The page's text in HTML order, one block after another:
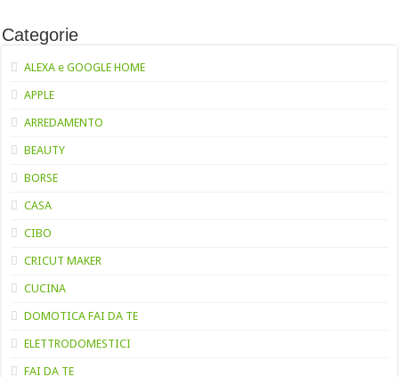
Categorie
ALEXA e GOOGLE HOME
APPLE
ARREDAMENTO
BEAUTY
BORSE
CASA
CIBO
CRICUT MAKER
CUCINA
DOMOTICA FAI DA TE
ELETTRODOMESTICI
FAI DA TE